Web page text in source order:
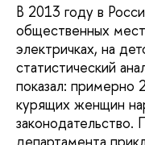
В 2013 году в
общественных
электричках, на
статистический
показал: примерно
курящих женщин